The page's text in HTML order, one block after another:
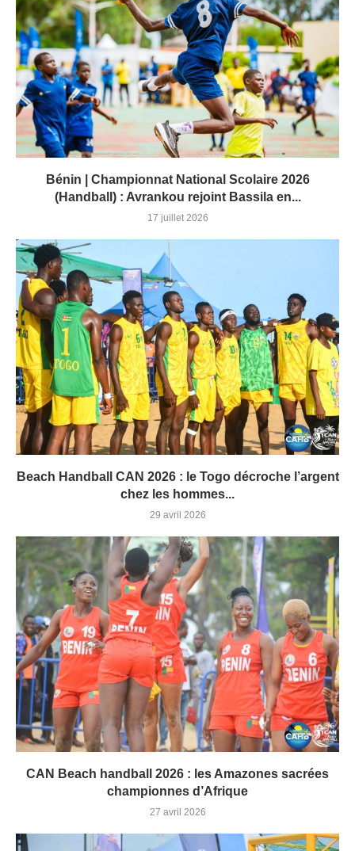
Bénin | Championnat National Scolaire 2026
(Handball) : Avrankou rejoint Bassila en...
17 juillet 2026
Beach Handball CAN 2026 : le Togo décroche l’argent
chez les hommes...
29 avril 2026
CAN Beach handball 2026 : les Amazones sacrées
championnes d’Afrique
27 avril 2026